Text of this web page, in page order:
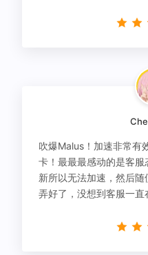
吹爆Malus！加速非常有
卡！最最最感动的是客
新所以无法加速，然后
弄好了，没想到客服一直